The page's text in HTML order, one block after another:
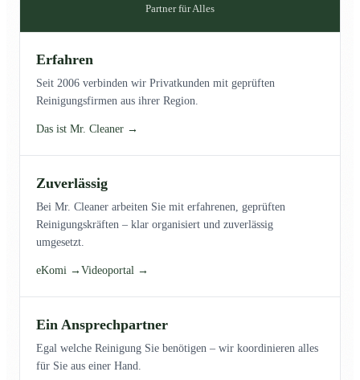
Partner für Alles
Erfahren
Seit 2006 verbinden wir Privatkunden mit geprüften
Reinigungsfirmen aus ihrer Region.
Das ist Mr. Cleaner →
Zuverlässig
Bei Mr. Cleaner arbeiten Sie mit erfahrenen, geprüften
Reinigungskräften – klar organisiert und zuverlässig
umgesetzt.
eKomi → Videoportal →
Ein Ansprechpartner
Egal welche Reinigung Sie benötigen – wir koordinieren alles
für Sie aus einer Hand.